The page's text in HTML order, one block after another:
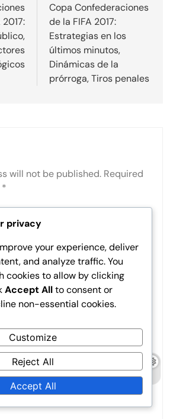
Copa Confederaciones
de la FIFA 2017:
Estrategias en los
últimos minutos,
Dinámicas de la
prórroga, Tiros penales
will not be published. Required
*
privacy
your experience, deliver
and analyze traffic. You
cookies to allow by clicking
Accept Allto consent or
non-essential cookies.
Customize
Reject All
Accept All